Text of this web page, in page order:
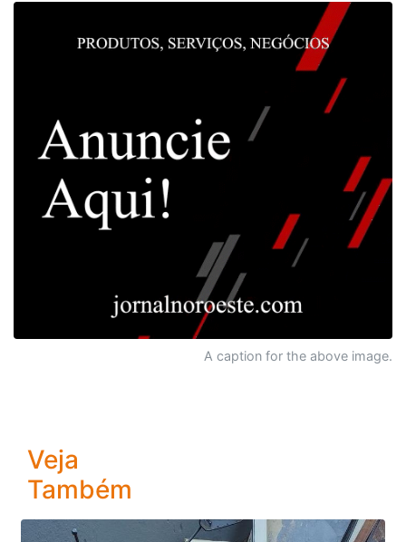
A caption for the above image.
Veja
Também